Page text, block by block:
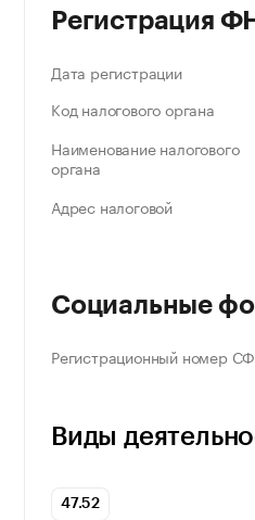
Регистрация
Дата регистрации
Код налогового органа
Наименование налогового
органа
Адрес налоговой
Социальные
Регистрационный номер
Виды
47.52